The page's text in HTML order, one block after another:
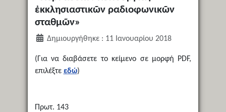
ἐκκλησιαστικῶν ραδιοφωνικῶν
σταθμῶν»
Δημιουργήθηκε : 11 Ιανουαρίου 2018
(Για να διαβάσετε το κείμενο σε μορφή PDF,
επιλέξτε εδώ)
Πρωτ. 143